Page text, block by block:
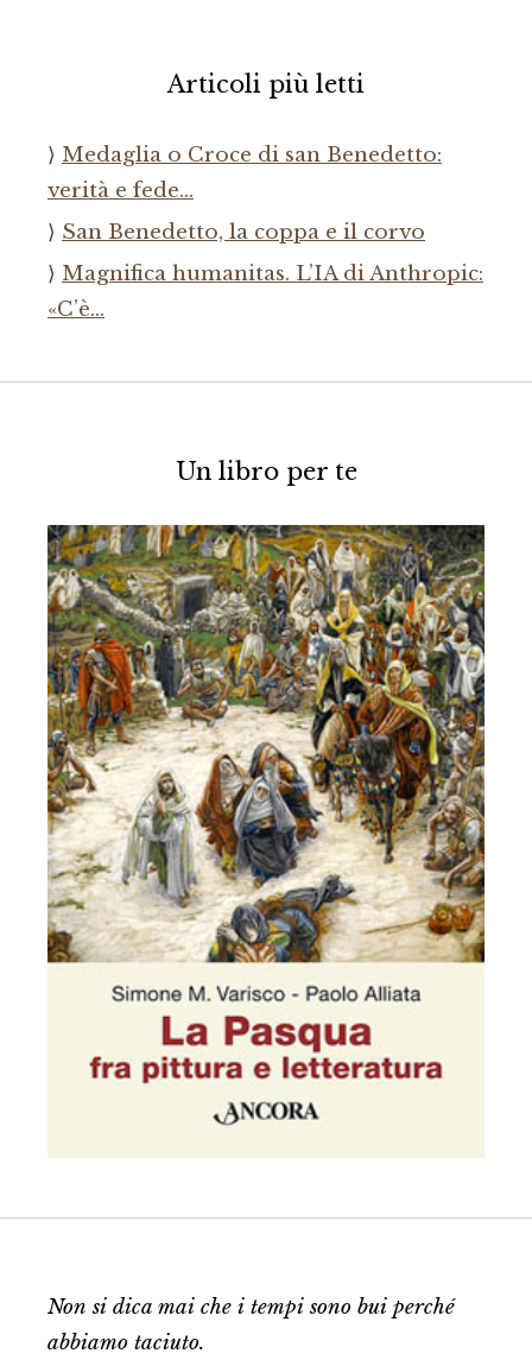
Articoli più letti
Medaglia o Croce di san Benedetto:
verità e fede…
San Benedetto, la coppa e il corvo
Magnifica humanitas. L’IA di Anthropic:
«C’è…
Un libro per te
Non si dica mai che i tempi sono bui perché
abbiamo taciuto.